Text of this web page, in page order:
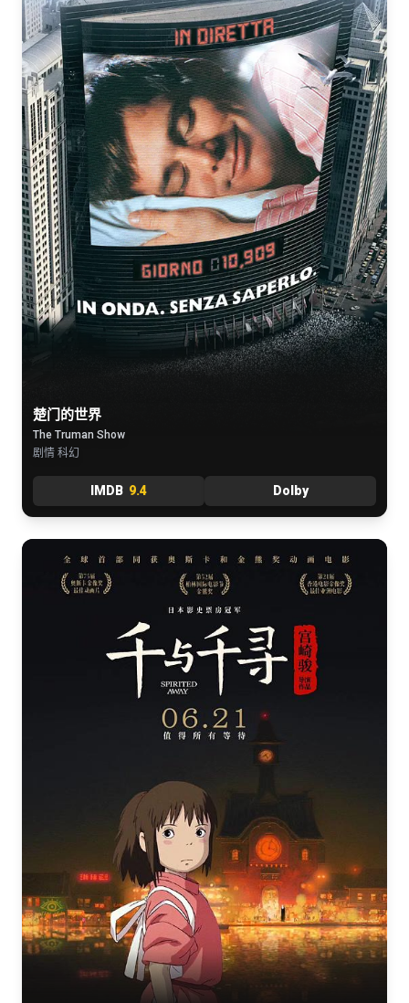
楚门的世界
The Truman Show
剧情 科幻
IMDB 9.4 Dolby